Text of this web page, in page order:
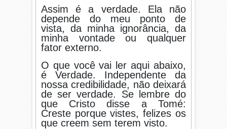
Assim é a verdade. Ela não
depende do meu ponto de
vista, da minha ignorância, da
minha vontade ou qualquer
fator externo.
O que você vai ler aqui abaixo,
é Verdade. Independente da
nossa credibilidade, não deixará
de ser verdade. Se lembre do
que Cristo disse a Tomé:
Creste porque vistes, felizes os
que creem sem terem visto.